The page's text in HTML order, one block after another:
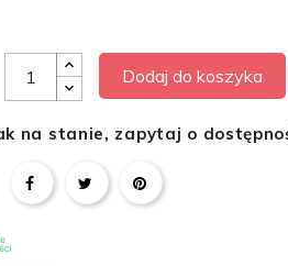
Dodaj do koszyka
na stanie, zapytaj o